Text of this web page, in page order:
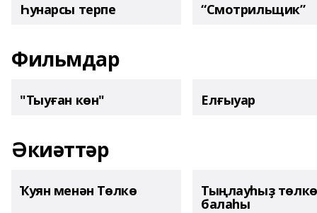
Һунарсы терпе “Смотрильщик”
Фильмдар
"Тыуған көн" Елғыуар
Әкиәттәр
Ҡуян менән Төлкө Тыңлауһыҙ төлкө
балаһы